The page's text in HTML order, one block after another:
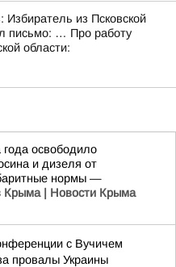
из Псковской
письмо: … Про работу
области:
года освободило
и дизеля от
нормы —
Крыма | Новости Крыма
с Вучичем
провалы Украины